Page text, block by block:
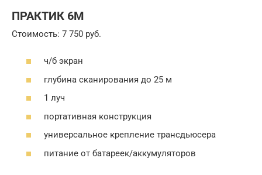
ПРАКТИК 6М
Стоимость: 7 750 руб.
ч/б экран
глубина сканирования до 25 м
1 луч
портативная конструкция
универсальное крепление трансдьюсера
питание от батареек/аккумуляторов